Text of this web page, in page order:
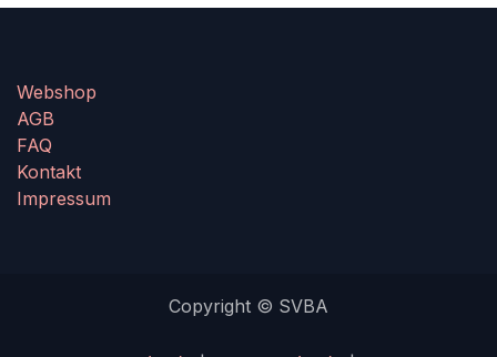
Webshop
AGB
FAQ
Kontakt
Impressum
Copyright © SVBA